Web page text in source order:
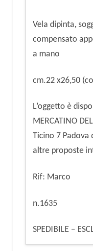
Vela dipinta,
compensato
a mano
cm.22 x26,50
L’oggetto è
MERCATINO
Ticino 7
altre proposte
Rif: Marco
n.1635
SPEDIBILE –